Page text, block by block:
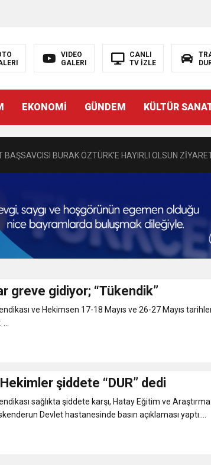
VIDEO
GALERI
CANLI
TV İZLE
EKONOMİ GÜNDEM KÜLTÜR
BAŞSAVCISI BURAK ÖZTÜRK’E HAYIRLI OLSUN
PERDE ARKASI: GÖRÜNENDEN DAHA FAZLASI MI
Törenle Hizmete Açıldı
Cumhuriyet, Türk Milletinin Özgürlük ve Onur
CUMHURİYET BAYRAMI MESAJI
DUYURUSU
EMRAH KARAÇAY’A SEVGİ SELİ
greve gidiyor; “Tükendik”
ve Hekimsen 17-18 Mayıs ve 26-27 Mayıs
şiddete “DUR” dedi
sağlıkta şiddete karşı, Hatay Eğitim ve Araştırma
Devlet hastanesinde basın açıklaması yaptı....